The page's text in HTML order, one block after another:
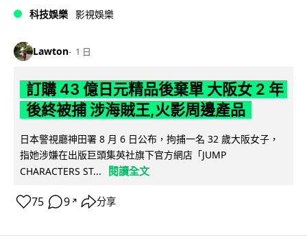
科技娛樂 影視娛樂
Lawton 1 日
訂購 43 億日元精品後棄單 大阪女 2 年
後終被捕 涉海賊王,火影周邊產品
日本警視廳神田署 8 月 6 日公布，拘捕一名 32 歲大阪女子，
指她涉嫌在出版巨頭集英社旗下官方網店「JUMP
CHARACTERS ST...
閱讀全文
75 9 ↗ 分享